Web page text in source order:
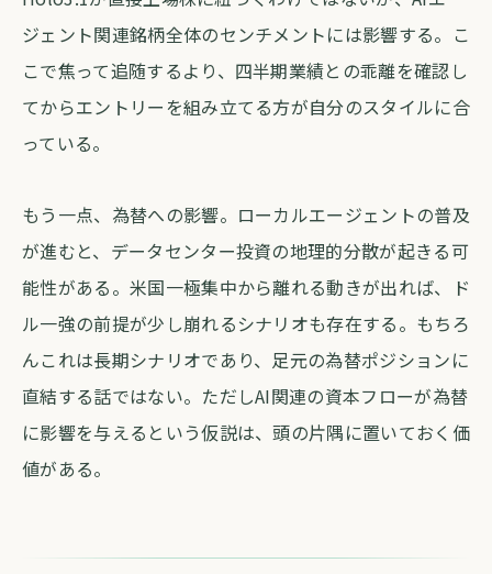
ジェント関連銘柄全体のセンチメントには影響する。こ
こで焦って追随するより、四半期業績との乖離を確認し
てからエントリーを組み立てる方が自分のスタイルに合
っている。
もう一点、為替への影響。ローカルエージェントの普及
が進むと、データセンター投資の地理的分散が起きる可
能性がある。米国一極集中から離れる動きが出れば、ド
ル一強の前提が少し崩れるシナリオも存在する。もちろ
んこれは長期シナリオであり、足元の為替ポジションに
直結する話ではない。ただしAI関連の資本フローが為替
に影響を与えるという仮説は、頭の片隅に置いておく価
値がある。